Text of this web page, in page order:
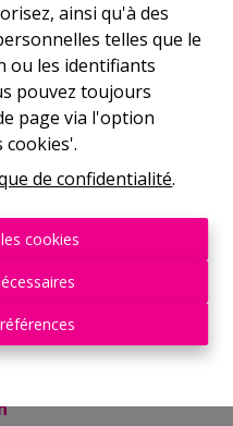
ainsi qu'à des
telles que le
ou les identifiants
pouvez toujours
page via l'option
cookies'.
de confidentialité.
cookies